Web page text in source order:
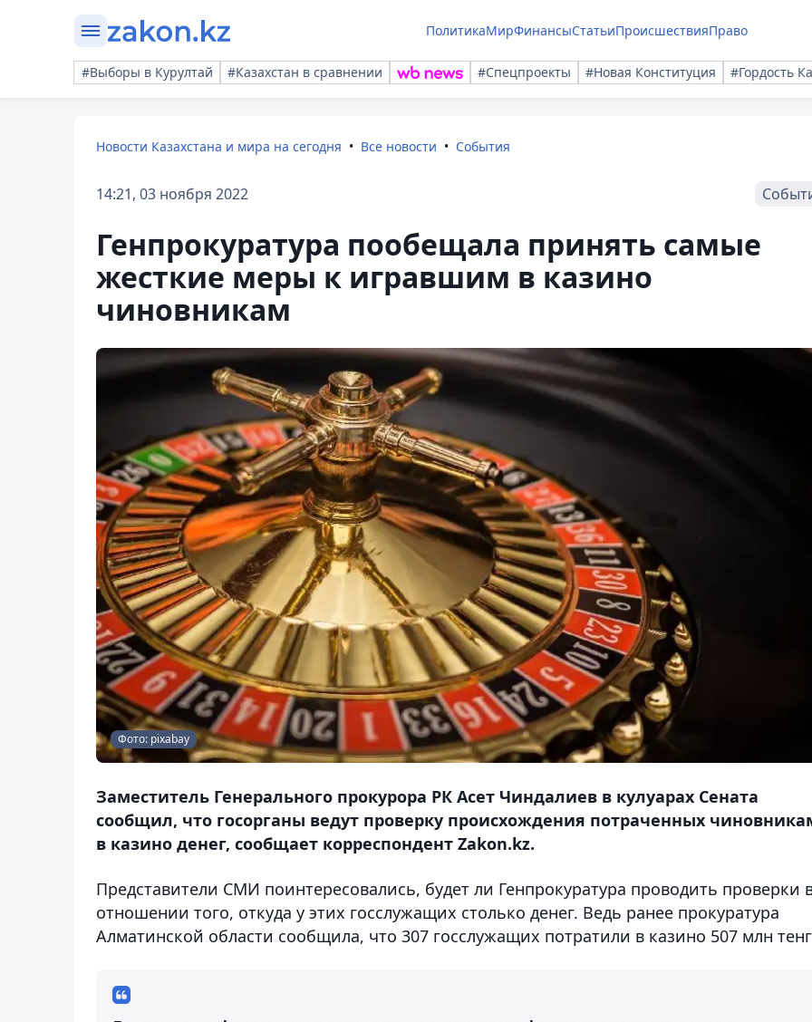
ПолитикаМирФинансыСтатьиПроисшествияПраво
#Выборы в Курултай #Казахстан в сравнении #Спецпроекты #Новая Конституция #Гордость
Новости Казахстана и мира на сегодня Все новости События
14:21, 03 ноября 2022
Генпрокуратура пообещала принять самые
жесткие меры к игравшим в казино
чиновникам
Фото: pixabay
Заместитель Генерального прокурора РК Асет Чиндалиев в кулуарах Сената
сообщил, что госорганы ведут проверку происхождения потраченных
в казино денег, сообщает корреспондент Zakon.kz.
Представители СМИ поинтересовались, будет ли Генпрокуратура проводить проверки
отношении того, откуда у этих госслужащих столько денег. Ведь ранее прокуратура
Алматинской области сообщила, что 307 госслужащих потратили в казино 507 млн